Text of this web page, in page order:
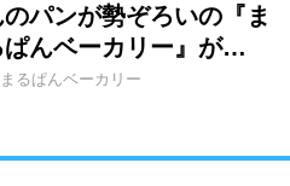
のパンが勢ぞろいの『ま
ぱんベーカリー』が…
まるぱんベーカリー